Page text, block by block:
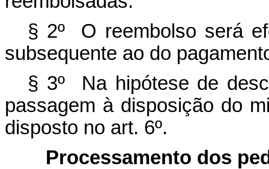
§ 2º O reembolso será
subsequente ao do
§ 3º Na hipótese de
passagem à disposição do
disposto no art. 6º.
Processamento dos